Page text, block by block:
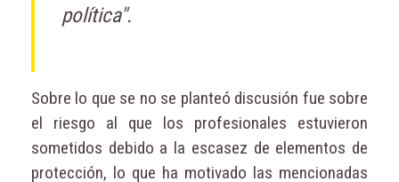
política".
Sobre lo que se no se planteó discusión fue sobre
el riesgo al que los profesionales estuvieron
sometidos debido a la escasez de elementos de
protección, lo que ha motivado las mencionadas